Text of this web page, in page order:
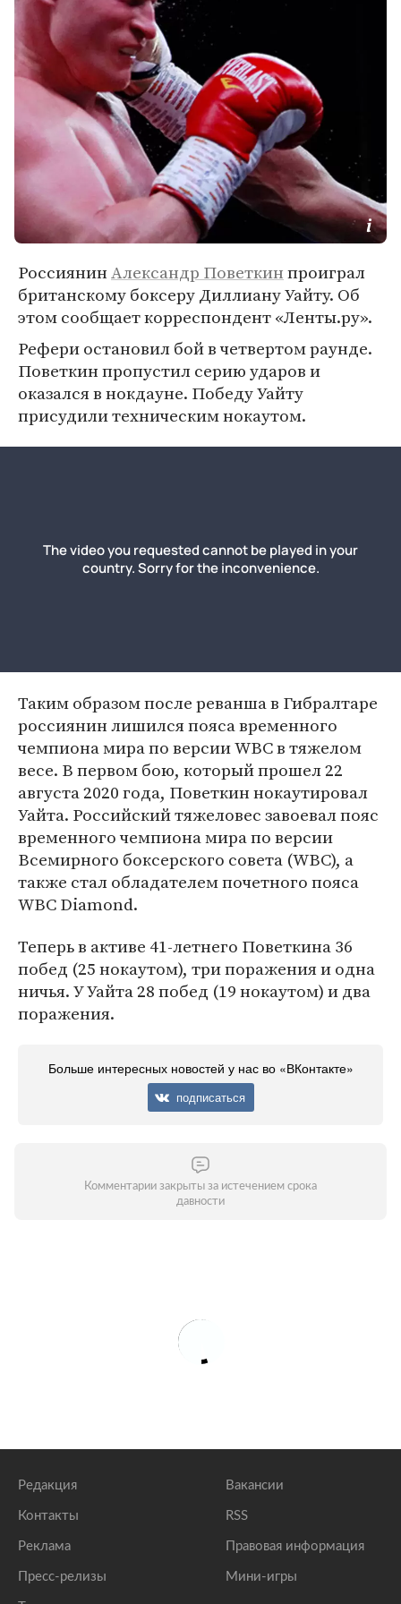
РоссиянинАлександр Поветкинпроиграл
британскому боксеру Диллиану Уайту. Об
этом сообщает корреспондент «Ленты.ру».
Рефери остановил бой в четвертом раунде.
Поветкин пропустил серию ударов и
оказался в нокдауне. Победу Уайту
присудили техническим нокаутом.
Таким образом после реванша в Гибралтаре
россиянин лишился пояса временного
чемпиона мира по версии WBC в тяжелом
весе. В первом бою, который прошел 22
августа 2020 года, Поветкин нокаутировал
Уайта. Российский тяжеловес завоевал пояс
временного чемпиона мира по версии
Всемирного боксерского совета (WBC), а
также стал обладателем почетного пояса
WBC Diamond.
Теперь в активе 41-летнего Поветкина 36
побед (25 нокаутом), три поражения и одна
ничья. У Уайта 28 побед (19 нокаутом) и два
поражения.
Больше интересных новостей у нас во «ВКонтакте»
подписаться
Комментарии закрыты за истечением срока
давности
Редакция
Контакты
Реклама
Пресс-релизы
Вакансии
RSS
Правовая информация
Мини-игры